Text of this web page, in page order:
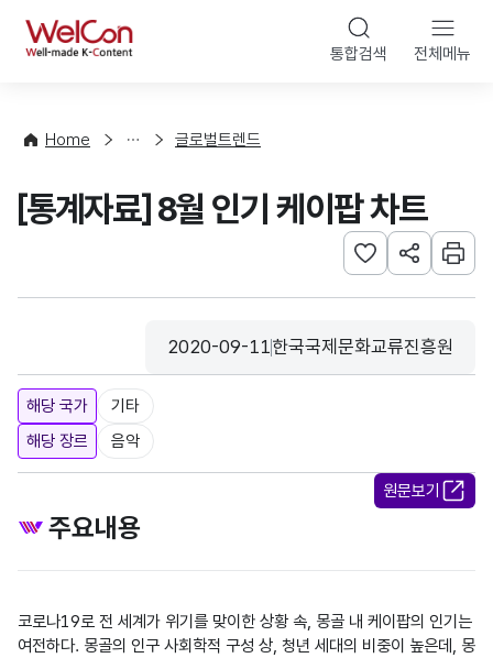
WelCon 통합검색 전체메뉴
Home
향
계
글로벌트렌드
[통계자료] 8월 인기 케이팝 차트
관심사 등록하기
URL 공유하
인쇄
등록일
2020-09-11
수집기관
한국국제문화교류진흥원
해당 국가
기타
해당 장르
음악
원문보기
주요내용
코로나19로 전 세계가 위기를 맞이한 상황 속, 몽골 내 케이팝의 인기는
여전하다. 몽골의 인구 사회학적 구성 상, 청년 세대의 비중이 높은데, 몽